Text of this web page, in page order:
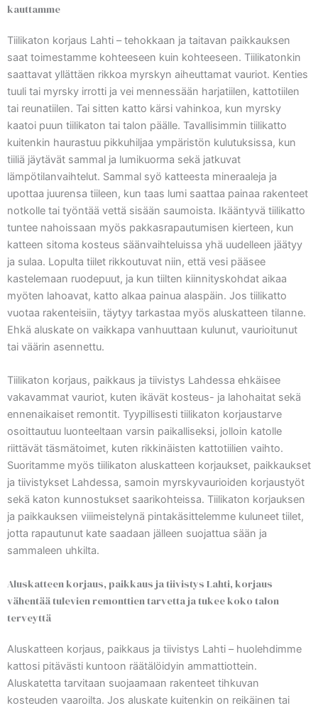
kauttamme
Tiilikaton korjaus Lahti – tehokkaan ja taitavan paikkauksen
saat toimestamme kohteeseen kuin kohteeseen. Tiilikatonkin
saattavat yllättäen rikkoa myrskyn aiheuttamat vauriot. Kenties
tuuli tai myrsky irrotti ja vei mennessään harjatiilen, kattotiilen
tai reunatiilen. Tai sitten katto kärsi vahinkoa, kun myrsky
kaatoi puun tiilikaton tai talon päälle. Tavallisimmin tiilikatto
kuitenkin haurastuu pikkuhiljaa ympäristön kulutuksissa, kun
tiiliä jäytävät sammal ja lumikuorma sekä jatkuvat
lämpötilanvaihtelut. Sammal syö katteesta mineraaleja ja
upottaa juurensa tiileen, kun taas lumi saattaa painaa rakenteet
notkolle tai työntää vettä sisään saumoista. Ikääntyvä tiilikatto
tuntee nahoissaan myös pakkasrapautumisen kierteen, kun
katteen sitoma kosteus säänvaihteluissa yhä uudelleen jäätyy
ja sulaa. Lopulta tiilet rikkoutuvat niin, että vesi pääsee
kastelemaan ruodepuut, ja kun tiilten kiinnityskohdat aikaa
myöten lahoavat, katto alkaa painua alaspäin. Jos tiilikatto
vuotaa rakenteisiin, täytyy tarkastaa myös aluskatteen tilanne.
Ehkä aluskate on vaikkapa vanhuuttaan kulunut, vaurioitunut
tai väärin asennettu.
Tiilikaton korjaus, paikkaus ja tiivistys Lahdessa ehkäisee
vakavammat vauriot, kuten ikävät kosteus- ja lahohaitat sekä
ennenaikaiset remontit. Tyypillisesti tiilikaton korjaustarve
osoittautuu luonteeltaan varsin paikalliseksi, jolloin katolle
riittävät täsmätoimet, kuten rikkinäisten kattotiilien vaihto.
Suoritamme myös tiilikaton aluskatteen korjaukset, paikkaukset
ja tiivistykset Lahdessa, samoin myrskyvaurioiden korjaustyöt
sekä katon kunnostukset saarikohteissa. Tiilikaton korjauksen
ja paikkauksen viiimeistelynä pintakäsittelemme kuluneet tiilet,
jotta rapautunut kate saadaan jälleen suojattua sään ja
sammaleen uhkilta.
Aluskatteen korjaus, paikkaus ja tiivistys Lahti, korjaus
vähentää tulevien remonttien tarvetta ja tukee koko talon
terveyttä
Aluskatteen korjaus, paikkaus ja tiivistys Lahti – huolehdimme
kattosi pitävästi kuntoon räätälöidyin ammattiottein.
Aluskatetta tarvitaan suojaamaan rakenteet tihkuvan
kosteuden vaaroilta. Jos aluskate kuitenkin on reikäinen tai